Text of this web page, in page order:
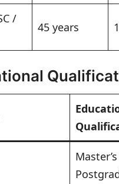
/
45 years